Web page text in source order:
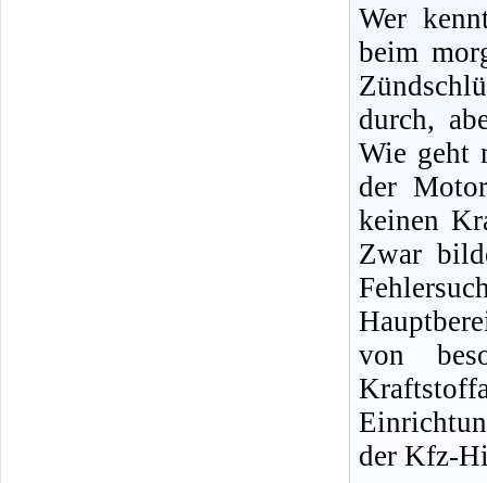
Wer
beim
durch,
Wie geht
der
keinen
Zwar
von
der Kfz-